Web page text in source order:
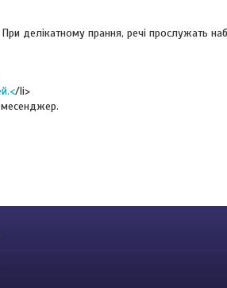
делікатному прання, речі прослужать
/li>